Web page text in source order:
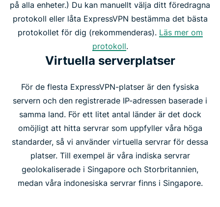
på alla enheter.) Du kan manuellt välja ditt föredragna
protokoll eller låta ExpressVPN bestämma det bästa
protokollet för dig (rekommenderas). Läs mer om
protokoll.
Virtuella serverplatser
För de flesta ExpressVPN-platser är den fysiska
servern och den registrerade IP-adressen baserade i
samma land. För ett litet antal länder är det dock
omöjligt att hitta servrar som uppfyller våra höga
standarder, så vi använder virtuella servrar för dessa
platser. Till exempel är våra indiska servrar
geolokaliserade i Singapore och Storbritannien,
medan våra indonesiska servrar finns i Singapore.